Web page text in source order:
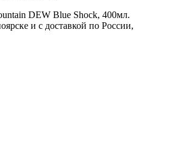
DEW Blue Shock, 400мл.
и с доставкой по России,